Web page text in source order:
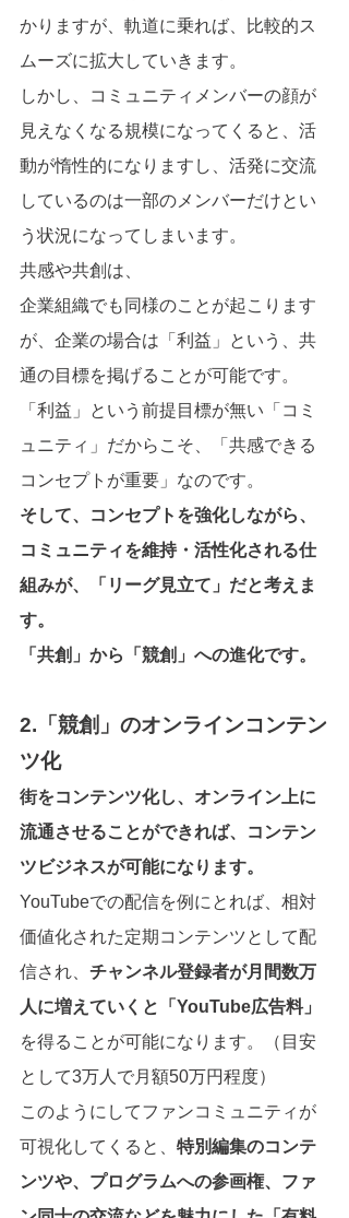
かりますが、軌道に乗れば、比較的ス
ムーズに拡大していきます。
しかし、コミュニティメンバーの顔が
見えなくなる規模になってくると、活
動が惰性的になりますし、活発に交流
しているのは一部のメンバーだけとい
う状況になってしまいます。
共感や共創は、
企業組織でも同様のことが起こります
が、企業の場合は「利益」という、共
通の目標を掲げることが可能です。
「利益」という前提目標が無い「コミ
ュニティ」だからこそ、「共感できる
コンセプトが重要」なのです。
そして、コンセプトを強化しながら、
コミュニティを維持・活性化される仕
組みが、「リーグ見立て」だと考えま
す。
「共創」から「競創」への進化です。
2.「競創」のオンラインコンテン
ツ化
街をコンテンツ化し、オンライン上に
流通させることができれば、コンテン
ツビジネスが可能になります。
YouTubeでの配信を例にとれば、相対
価値化された定期コンテンツとして配
信され、 チャンネル登録者が月間数万
人に増えていくと「YouTube広告料」
を得ることが可能になります。（目安
として3万人で月額50万円程度）
このようにしてファンコミュニティが
可視化してくると、 特別編集のコンテ
ンツや、プログラムへの参画権、ファ